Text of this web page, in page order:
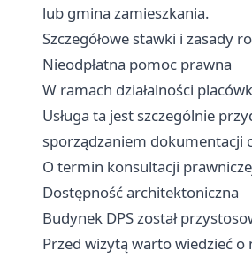
lub gmina zamieszkania.
Szczegółowe stawki i zasady
Nieodpłatna pomoc prawna
W ramach działalności
Usługa ta jest szczególnie
sporządzaniem dokumentacji
O termin konsultacji
Dostępność architektoniczna
Budynek DPS został
Przed wizytą warto wiedzieć